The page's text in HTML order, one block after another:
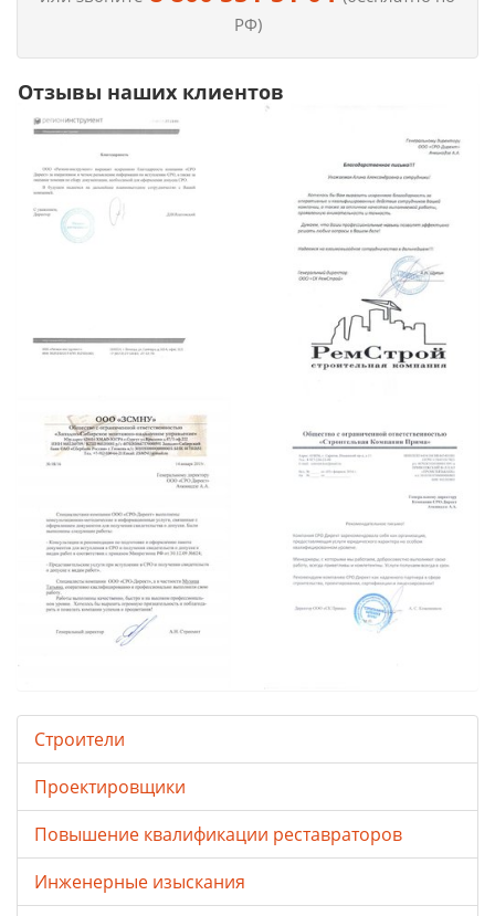
РФ)
Отзывы наших клиентов
Строители
Проектировщики
Повышение квалификации реставраторов
Инженерные изыскания